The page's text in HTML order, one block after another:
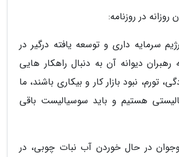
سرمایه داری و توسعه یافته درگیر در
دیوانه آن به دنبال راهکار هایی
تورم، نبود بازار کار و بیکاری باشند، ما
هستیم و باید سوسیالیست باقی
در حال خوردن آب نبات چوبی، در